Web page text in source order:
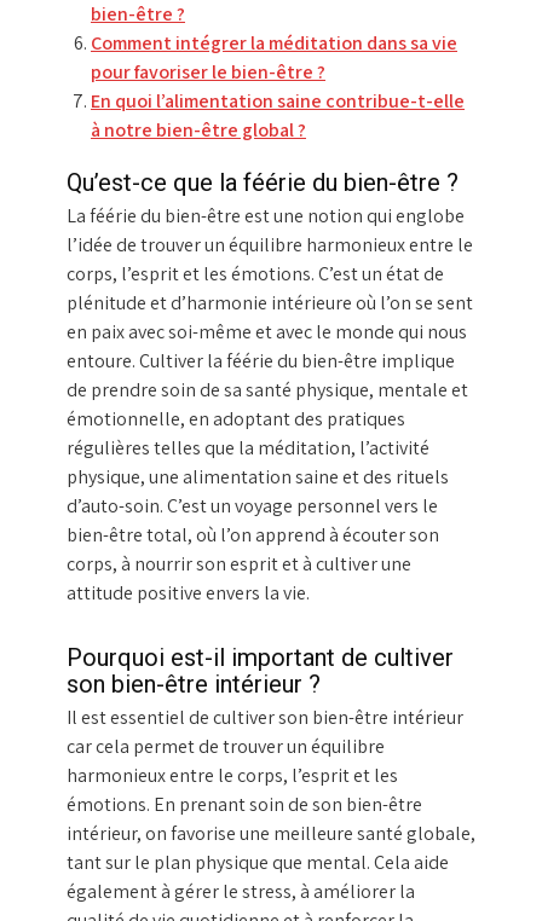
bien-être ?
Comment intégrer la méditation dans sa vie
pour favoriser le bien-être ?
En quoi l’alimentation saine contribue-t-elle
à notre bien-être global ?
Qu’est-ce que la féérie du bien-être ?
La féérie du bien-être est une notion qui englobe
l’idée de trouver un équilibre harmonieux entre le
corps, l’esprit et les émotions. C’est un état de
plénitude et d’harmonie intérieure où l’on se sent
en paix avec soi-même et avec le monde qui nous
entoure. Cultiver la féérie du bien-être implique
de prendre soin de sa santé physique, mentale et
émotionnelle, en adoptant des pratiques
régulières telles que la méditation, l’activité
physique, une alimentation saine et des rituels
d’auto-soin. C’est un voyage personnel vers le
bien-être total, où l’on apprend à écouter son
corps, à nourrir son esprit et à cultiver une
attitude positive envers la vie.
Pourquoi est-il important de cultiver
son bien-être intérieur ?
Il est essentiel de cultiver son bien-être intérieur
car cela permet de trouver un équilibre
harmonieux entre le corps, l’esprit et les
émotions. En prenant soin de son bien-être
intérieur, on favorise une meilleure santé globale,
tant sur le plan physique que mental. Cela aide
également à gérer le stress, à améliorer la